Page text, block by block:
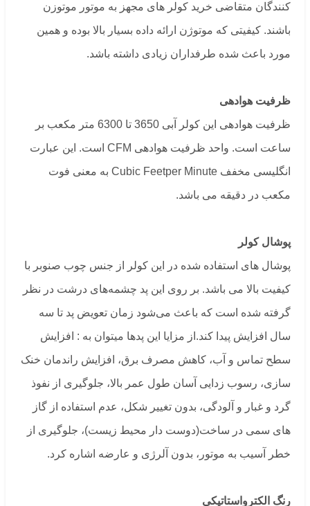
کنندگان متقاضی خرید کولر های مجهز به موتور موتوزن
باشند. کیفیتی که موتوژن ارائه داده بسیار بالا بوده و همین
مورد باعث شده طرفداران زیادی داشته باشد.
ظرفیت هوادهی
ظرفیت هوادهی این کولر آبی 3650 تا 6300 متر مکعب بر
ساعت است. واحد ظرفیت هوادهی CFM است. این عبارت
انگلیسی مخفف Cubic Feetper Minute به معنی فوت
مکعب در دقیقه می باشد.
پوشال کولر
پوشال های استفاده شده در این کولر از جنس چوب صنوبر با
کیفیت بالا می باشد. بر روی این پد چشمه‌های درشت در نظر
گرفته شده است که باعث می‌شود زمان تعویض پد تا سه
سال افزایش پیدا کند.از مزایا این پدها میتوان به : افزایش
سطح تماس و آب، کاهش مصرف برق، افزایش راندمان خنک
سازی، رسوب زدایی آسان طول عمر بالا، جلوگیری از نفوذ
گرد و غبار و آلودگی، بدون تغییر شکل، عدم استفاده از گاز
های سمی در ساخت(دوست دار محیط زیست)، جلوگیری از
خطر آسیب به موتور، بدون آلرژی و عارضه اشاره کرد.
رنگ الکترواستاتیکی